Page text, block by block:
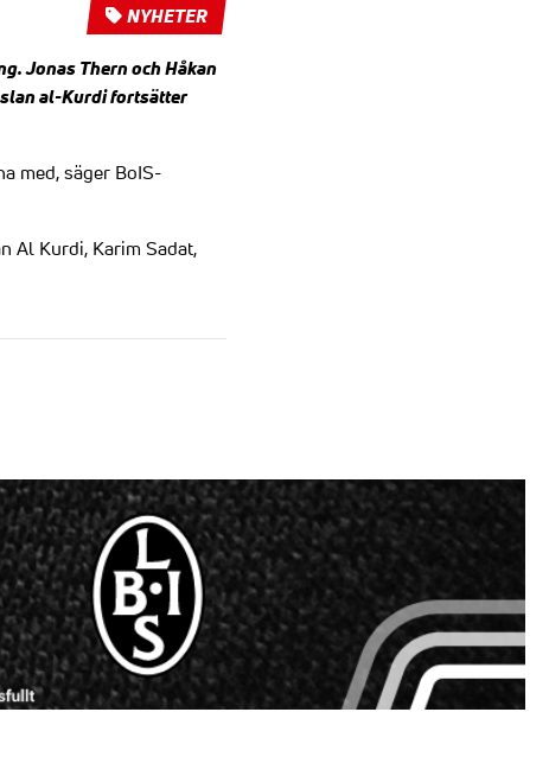
NYHETER
Jonas Thern och Håkan
al-Kurdi fortsätter
med, säger BoIS-
Al Kurdi, Karim Sadat,